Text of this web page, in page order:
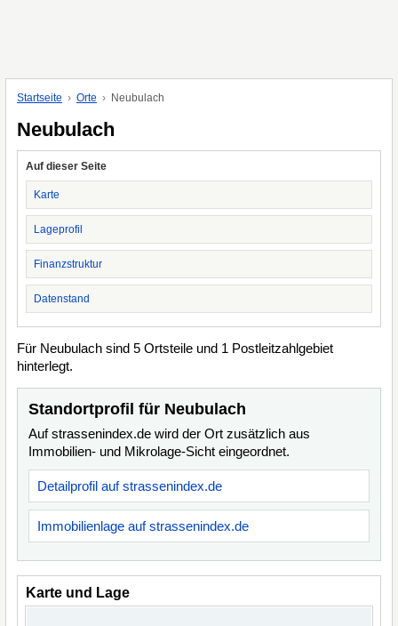
Startseite Orte Neubulach
Neubulach
Auf dieser Seite
Karte
Lageprofil
Finanzstruktur
Datenstand
Für Neubulach sind 5 Ortsteile und 1 Postleitzahlgebiet
hinterlegt.
Standortprofil für Neubulach
Auf strassenindex.de wird der Ort zusätzlich aus
Immobilien- und Mikrolage-Sicht eingeordnet.
Detailprofil auf strassenindex.de
Immobilienlage auf strassenindex.de
Karte und Lage